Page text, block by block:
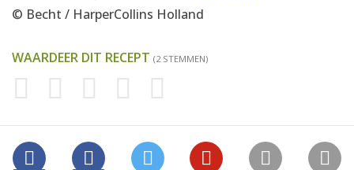
© Becht / HarperCollins Holland
WAARDEER DIT RECEPT (2 STEMMEN)